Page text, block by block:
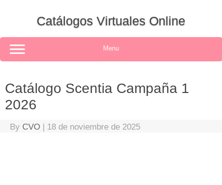
Catálogos Virtuales Online
Menu
Catálogo Scentia Campaña 1
2026
By CVO | 18 de noviembre de 2025